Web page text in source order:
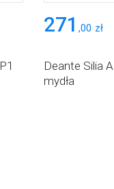
271 ,00 zł
Deante Silia
mydła